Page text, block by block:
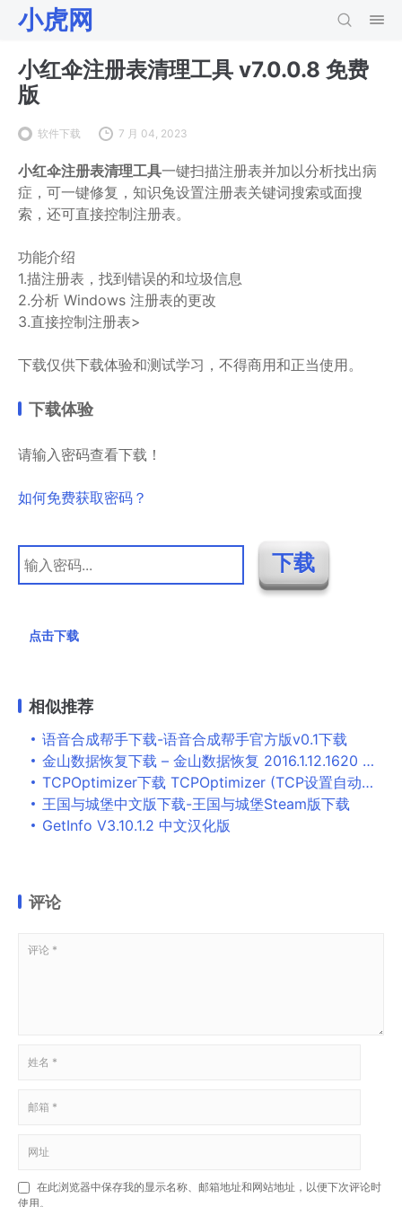
小虎网
小红伞注册表清理工具 v7.0.0.8 免费
版
软件下载 7 月 04, 2023
小红伞注册表清理工具一键扫描注册表并加以分析找出病
症，可一键修复，知识兔设置注册表关键词搜索或面搜
索，还可直接控制注册表。
功能介绍
1.描注册表，找到错误的和垃圾信息
2.分析 Windows 注册表的更改
3.直接控制注册表>
下载仅供下载体验和测试学习，不得商用和正当使用。
下载体验
请输入密码查看下载！
如何免费获取密码？
点击下载
相似推荐
语音合成帮手下载-语音合成帮手官方版v0.1下载
金山数据恢复下载 – 金山数据恢复 2016.1.12.1620 官方版
TCPOptimizer下载 TCPOptimizer (TCP设置自动优化工具) v4.1.0.0 最新版
王国与城堡中文版下载-王国与城堡Steam版下载
GetInfo V3.10.1.2 中文汉化版
评论
在此浏览器中保存我的显示名称、邮箱地址和网站地址，以便下次评论时
使用。